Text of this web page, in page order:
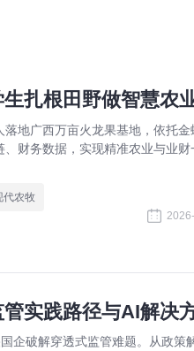
扎根田野做智慧农
地广西万亩火龙果基地，依托金
财务数据，实现精准农业与业财
代农牧
实践路径与AI解决
企破解穿透式监管难题。从政策